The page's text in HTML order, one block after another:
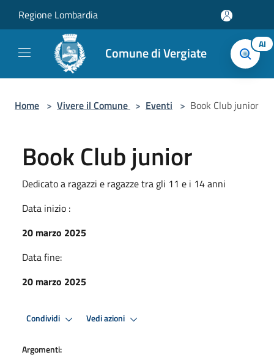
Regione Lombardia
Comune di Vergiate AI
Home > Vivere il Comune > Eventi > Book Club junior
Book Club junior
Dedicato a ragazzi e ragazze tra gli 11 e i 14 anni
Data inizio :
20 marzo 2025
Data fine:
20 marzo 2025
Condividi Vedi azioni
Argomenti: